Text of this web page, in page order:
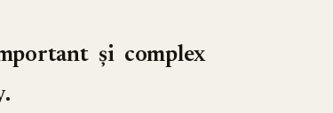
și complex